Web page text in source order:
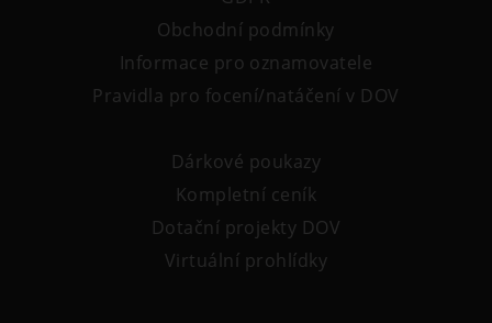
Narozeninové oslavy
Letní tábory
Tematické dárkové poukazy
Obchodní podmínky
Informace pro oznamovatele
Pravidla pro focení/natáčení v DOV
Dárkové poukazy
Kompletní ceník
Dotační projekty DOV
Virtuální prohlídky